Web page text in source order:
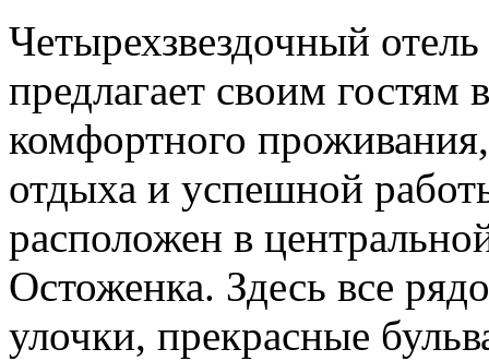
Четырехзвездочный
предлагает своим гостям
комфортного
отдыха и успешной
расположен в
Остоженка. Здесь все
улочки, прекрасные